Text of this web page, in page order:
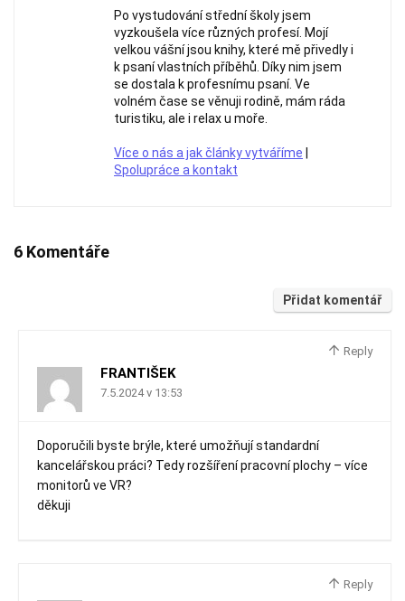
Po vystudování střední školy jsem
vyzkoušela více různých profesí. Mojí
velkou vášní jsou knihy, které mě přivedly i
k psaní vlastních příběhů. Díky nim jsem
se dostala k profesnímu psaní. Ve
volném čase se věnuji rodině, mám ráda
turistiku, ale i relax u moře.
Více o nás a jak články vytváříme
Spolupráce a kontakt
6 Komentáře
Přidat komentář
Reply
FRANTIŠEK
7.5.2024 v 13:53
Doporučili byste brýle, které umožňují standardní
kancelářskou práci? Tedy rozšíření pracovní plochy – více
monitorů ve VR?
děkuji
Reply